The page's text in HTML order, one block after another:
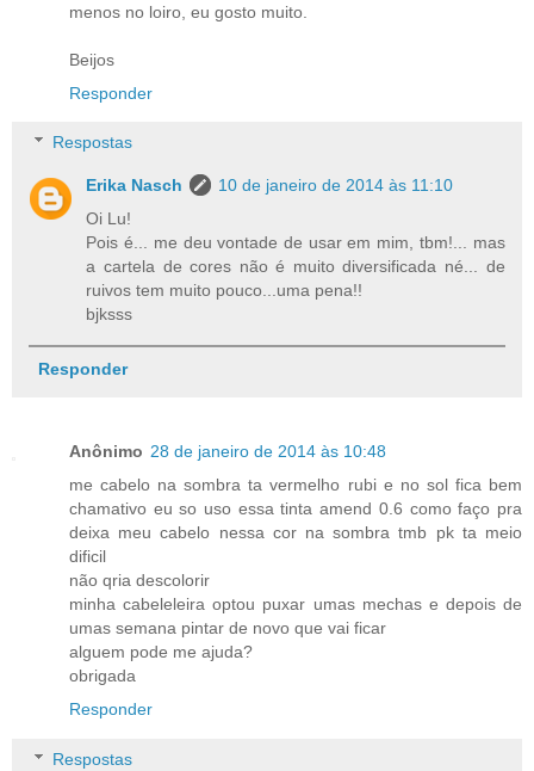
menos no loiro, eu gosto muito.
Beijos
Responder
Respostas
Erika Nasch
10 de janeiro de 2014 às 11:10
Oi Lu!
Pois é... me deu vontade de usar em mim, tbm!... mas
a cartela de cores não é muito diversificada né... de
ruivos tem muito pouco...uma pena!!
bjksss
Responder
Anônimo 28 de janeiro de 2014 às 10:48
me cabelo na sombra ta vermelho rubi e no sol fica bem
chamativo eu so uso essa tinta amend 0.6 como faço pra
deixa meu cabelo nessa cor na sombra tmb pk ta meio
dificil
não qria descolorir
minha cabeleleira optou puxar umas mechas e depois de
umas semana pintar de novo que vai ficar
alguem pode me ajuda?
obrigada
Responder
Respostas